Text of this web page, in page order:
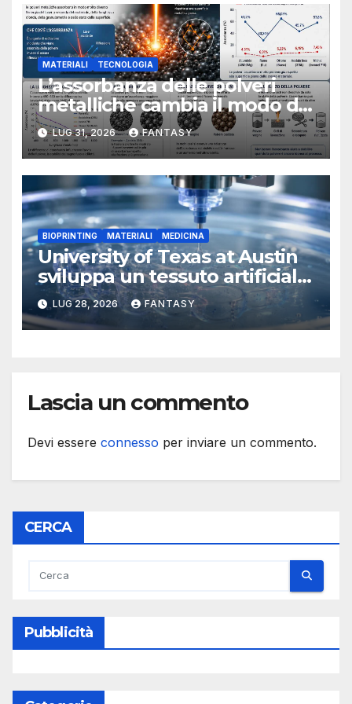
MATERIALI TECNOLOGIA
L’assorbanza delle polveri
metalliche cambia il modo di
interpretare la fusione laser
LUG 31, 2026 FANTASY
BIOPRINTING MATERIALI MEDICINA
University of Texas at Austin
sviluppa un tessuto artificiale
stampabile in 3D che imita le
membrane dei tessuti
LUG 28, 2026 FANTASY
Lascia un commento
Devi essere connesso per inviare un commento.
CERCA
Pubblicità